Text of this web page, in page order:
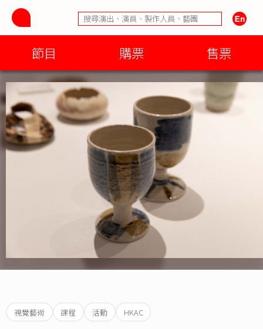
節目 購票 售票
視覺藝術 課程 活動 HKAC